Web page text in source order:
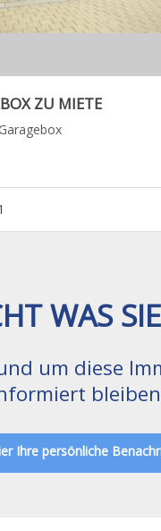
ZU MIETE
WAS
um diese
Ihre persönliche